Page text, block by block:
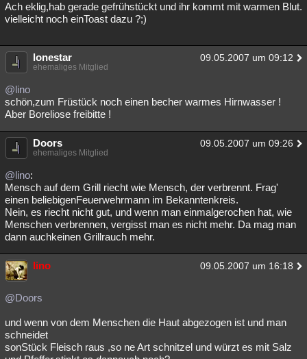
Ach eklig,hab gerade gefrühstückt und ihr kommt mit warmen Blut.
vielleicht noch einToast dazu ?;)
lonestar 09.05.2007 um 09:12
ehemaliges Mitglied
@lino
schön,zum Früstück noch einen becher warmes Hirnwasser !
Aber Boreliose freibitte !
Doors 09.05.2007 um 09:26
ehemaliges Mitglied
@lino:
Mensch auf dem Grill riecht wie Mensch, der verbrennt. Frag'
einen beliebigenFeuerwehrmann im Bekanntenkreis.
Nein, es riecht nicht gut, und wenn man einmalgerochen hat, wie
Menschen verbrennen, vergisst man es nicht mehr. Da mag man
dann auchkeinen Grillrauch mehr.
lino 09.05.2007 um 16:18
@Doors
und wenn von dem Menschen die Haut abgezogen ist und man
schneidet
sonStück Fleisch raus ,so ne Art schnitzel und würzt es mit Salz